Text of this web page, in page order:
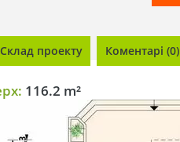
Склад проекту Коментарі (0)
116.2 m²